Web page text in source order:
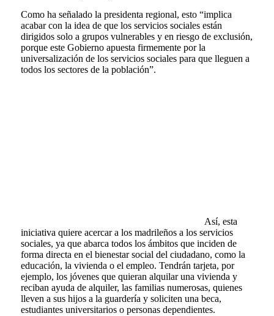
Como ha señalado la presidenta regional, esto “implica
acabar con la idea de que los servicios sociales están
dirigidos solo a grupos vulnerables y en riesgo de exclusión,
porque este Gobierno apuesta firmemente por la
universalización de los servicios sociales para que lleguen a
todos los sectores de la población”.
Así, esta
iniciativa quiere acercar a los madrileños a los servicios
sociales, ya que abarca todos los ámbitos que inciden de
forma directa en el bienestar social del ciudadano, como la
educación, la vivienda o el empleo. Tendrán tarjeta, por
ejemplo, los jóvenes que quieran alquilar una vivienda y
reciban ayuda de alquiler, las familias numerosas, quienes
lleven a sus hijos a la guardería y soliciten una beca,
estudiantes universitarios o personas dependientes.